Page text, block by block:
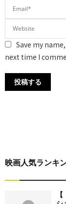
Save my
next time I
映画人気ランキ